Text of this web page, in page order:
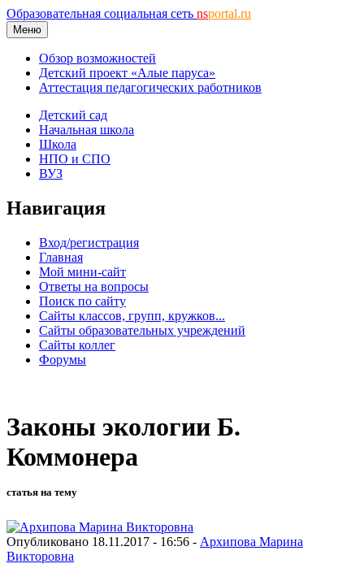
Образовательная социальная сеть nsportal.ru
Меню
Обзор возможностей
Детский проект «Алые паруса»
Аттестация педагогических работников
Детский сад
Начальная школа
Школа
НПО и СПО
ВУЗ
Навигация
Вход/регистрация
Главная
Мой мини-сайт
Ответы на вопросы
Поиск по сайту
Сайты классов, групп, кружков...
Сайты образовательных учреждений
Сайты коллег
Форумы
Законы экологии Б.
Коммонера
статья на тему
Опубликовано 18.11.2017 - 16:56 - Архипова Марина
Викторовна